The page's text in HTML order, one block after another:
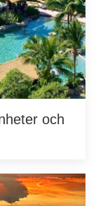
och